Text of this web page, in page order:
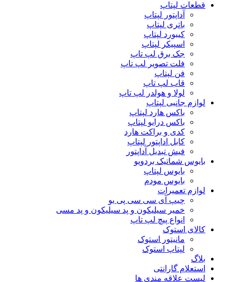
قطعات لپتاپ
آداپتور لپتاپ
باتری لپتاپ
کیبورد لپتاپ
اسپیکر لپتاپ
جک برق لپ تاپ
فلت تصویر لپ تاپ
فن لپتاپ
قاب لپ تاپ
لولا و هولدر لپ تاپ
لوازم جانبی لپتاپ
باکس هارد لپتاپ
باکس درایو لپتاپ
کدی و براکت هارد
کابل اداپتور لپتاپ
فیش تبدیل آداپتور
بایوس شماتیک بردویو
بایوس لپتاپ
بایوس مودم
لوازم تعمیرات
چیپ آی سی سی پی یو
خمیر سیلیکون و پد سیلیکون و پد مسی
انواع پیچ لپ تاپ
کالای استوک
مانیتور استوک
لپتاپ استوک
بلاگ
استعلام گارانتی
لیست علاقه مندی ها